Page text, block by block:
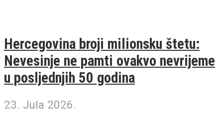
Hercegovina broji milionsku štetu:
Nevesinje ne pamti ovakvo nevrijeme
u posljednjih 50 godina
23. Jula 2026.